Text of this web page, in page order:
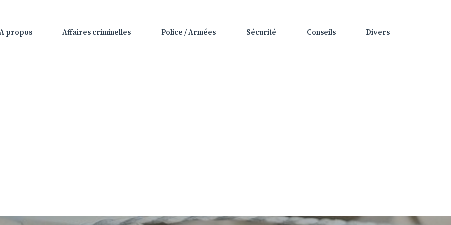
propos Affaires criminelles Police / Armées Sécurité Conseils Divers